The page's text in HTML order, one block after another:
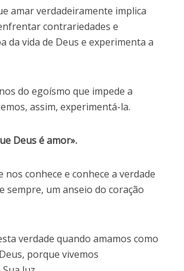
amar verdadeiramente implica
contrariedades e
da vida de Deus e experimenta a
do egoísmo que impede a
assim, experimentá-la.
Deus é amor».
conhece e conhece a verdade
sempre, um anseio do coração
verdade quando amamos como
porque vivemos